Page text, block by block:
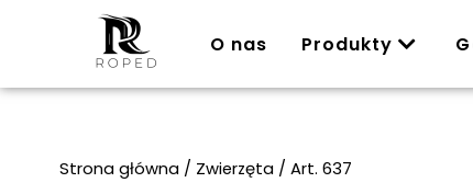
O nas Produkty
Strona główna/ Zwierzęta/ Art. 637